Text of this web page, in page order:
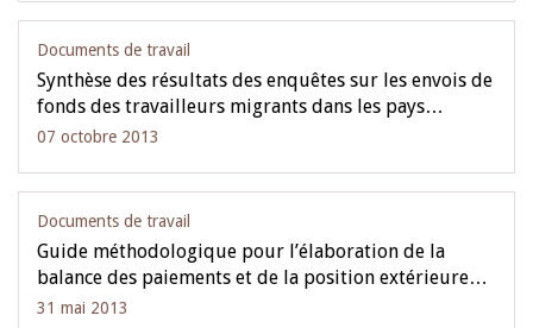
Documents de travail
Synthèse des résultats des enquêtes sur les envois de
fonds des travailleurs migrants dans les pays…
07 octobre 2013
Documents de travail
Guide méthodologique pour l’élaboration de la
balance des paiements et de la position extérieure…
31 mai 2013